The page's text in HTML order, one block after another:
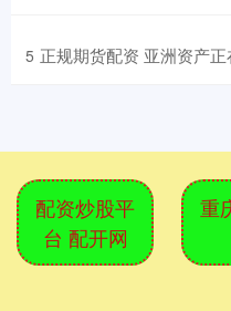
5 正规期货配资 亚洲资产
配资炒股平
台 配开网
重